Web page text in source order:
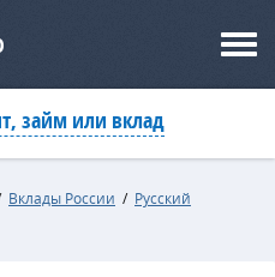
займ или вклад
Вклады России / Русский